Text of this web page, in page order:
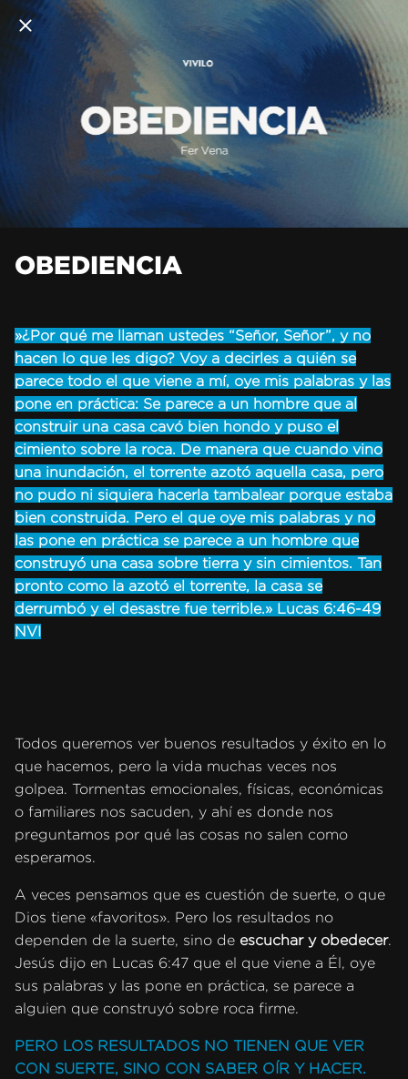
OBEDIENCIA
»¿Por qué me llaman ustedes “Señor, Señor”, y no
hacen lo que les digo? Voy a decirles a quién se
parece todo el que viene a mí, oye mis palabras y las
pone en práctica: Se parece a un hombre que al
construir una casa cavó bien hondo y puso el
cimiento sobre la roca. De manera que cuando vino
una inundación, el torrente azotó aquella casa, pero
no pudo ni siquiera hacerla tambalear porque estaba
bien construida. Pero el que oye mis palabras y no
las pone en práctica se parece a un hombre que
construyó una casa sobre tierra y sin cimientos. Tan
pronto como la azotó el torrente, la casa se
derrumbó y el desastre fue terrible.» Lucas 6:46-49
NVI
Todos queremos ver buenos resultados y éxito en lo
que hacemos, pero la vida muchas veces nos
golpea. Tormentas emocionales, físicas, económicas
o familiares nos sacuden, y ahí es donde nos
preguntamos por qué las cosas no salen como
esperamos.
A veces pensamos que es cuestión de suerte, o que
Dios tiene «favoritos». Pero los resultados no
dependen de la suerte, sino de escuchar y obedecer.
Jesús dijo en Lucas 6:47 que el que viene a Él, oye
sus palabras y las pone en práctica, se parece a
alguien que construyó sobre roca firme.
PERO LOS RESULTADOS NO TIENEN QUE VER
CON SUERTE, SINO CON SABER OÍR Y HACER.